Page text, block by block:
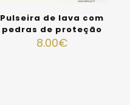
Pulseira de lava com
pedras de proteção
8.00€